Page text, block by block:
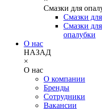
Смазки для
Смазки
Смазки
опалубки
О нас
НАЗАД
×
О нас
О компании
Бренды
Сотрудники
Вакансии